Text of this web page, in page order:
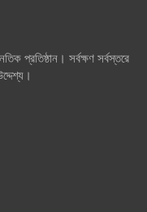
সর্বক্ষণ সর্বস্তরে